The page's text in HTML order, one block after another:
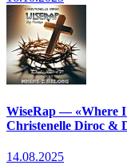
WiseRap — «Where I
Christenelle Diroc &
14.08.2025